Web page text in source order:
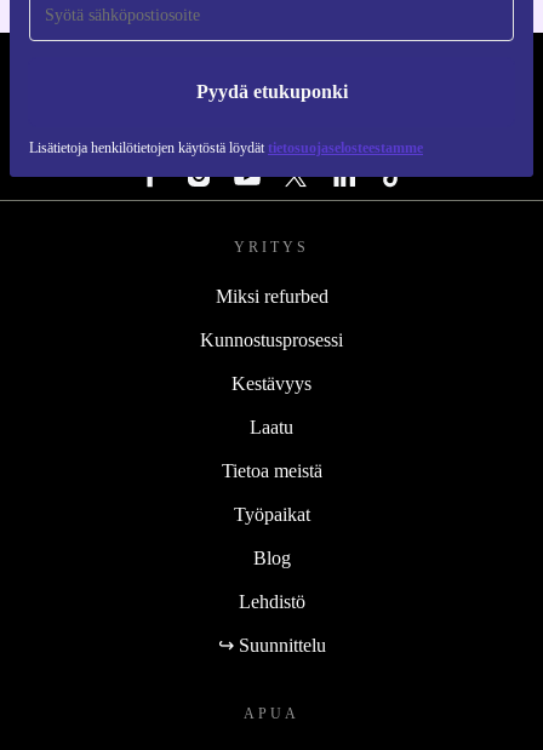
Pyydä etukuponki
Lisätietoja henkilötietojen käytöstä löydät tietosuojaselosteestamme
YRITYS
Miksi refurbed
Kunnostusprosessi
Kestävyys
Laatu
Tietoa meistä
Työpaikat
Blog
Lehdistö
↪ Suunnittelu
APUA